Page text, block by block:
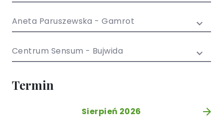
młodzieży
Aneta Paruszewska - Gamrot
Centrum Sensum - Bujwida
Termin
Sierpień 2026 »